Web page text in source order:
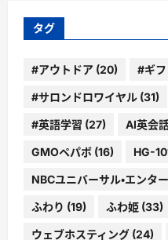
ブ
タグ
#アウトドア (20) #ギフ
#サロンドロワイヤル (31)
#英語学習 (27) AI英会
GMOペパボ (16) HG-
NBCユニバーサル・エンタ
ふわり (19) ふわ姫 (33)
ウェブホスティング (24)